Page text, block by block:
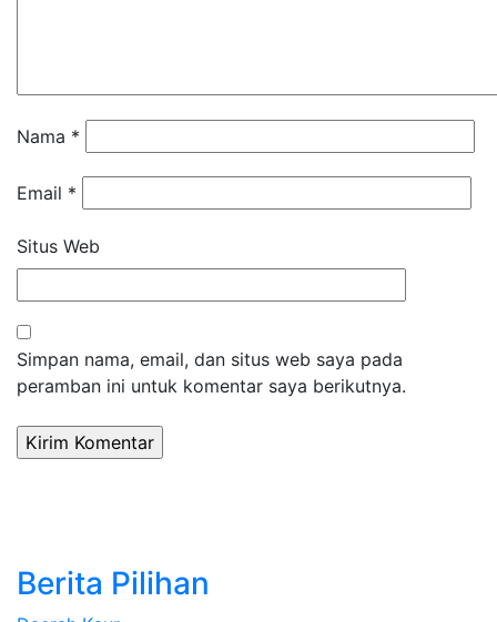
Nama *
Email *
Situs Web
Simpan nama, email, dan situs web saya pada
peramban ini untuk komentar saya berikutnya.
Berita Pilihan